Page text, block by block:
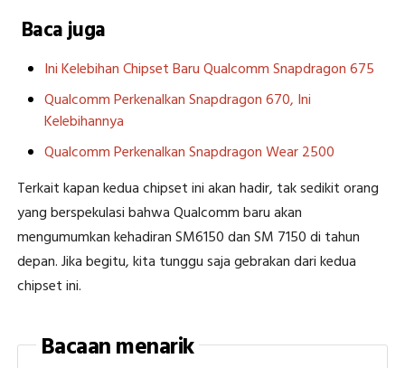
Baca juga
Ini Kelebihan Chipset Baru Qualcomm Snapdragon 675
Qualcomm Perkenalkan Snapdragon 670, Ini
Kelebihannya
Qualcomm Perkenalkan Snapdragon Wear 2500
Terkait kapan kedua chipset ini akan hadir, tak sedikit orang
yang berspekulasi bahwa Qualcomm baru akan
mengumumkan kehadiran SM6150 dan SM 7150 di tahun
depan. Jika begitu, kita tunggu saja gebrakan dari kedua
chipset ini.
Bacaan menarik